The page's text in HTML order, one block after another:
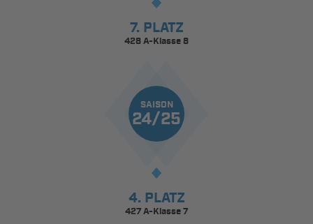
7. PLATZ
428 A-Klasse 8
SAISON
24/25
4. PLATZ
427 A-Klasse 7